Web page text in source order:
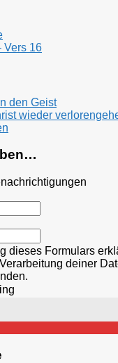
Vers 16
den Geist
wieder
dieses Formulars
deiner